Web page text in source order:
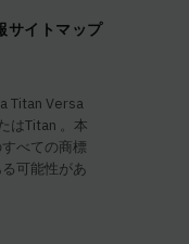
サイトマップ
Titan Versa
はTitan 。本
べての商標
可能性があ